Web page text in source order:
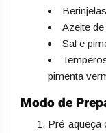
Azeite
Sal e
pimenta
Modo de
Pré-aqueça